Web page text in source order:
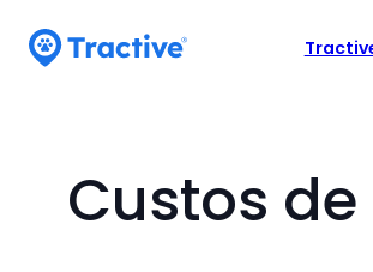
Statement
M
e
o
Custos